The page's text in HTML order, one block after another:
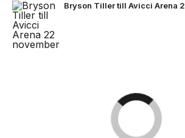
Bryson Tiller till Avicci Arena